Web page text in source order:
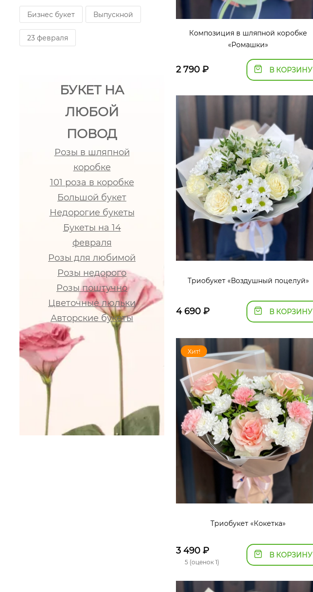
Бизнес букет Выпускной
23 февраля
БУКЕТ НА
ЛЮБОЙ
ПОВОД
Розы в шляпной
коробке
101 роза в коробке
Большой букет
Недорогие букеты
Букеты на 14
февраля
Розы для любимой
Розы недорого
Розы поштучно
Цветочные люльки
Авторские букеты
Композиция в шляпной коробке
«Ромашки»
2 790 ₽ В КОРЗИНУ
Триобукет «Воздушный поцелуй»
4 690 ₽ В КОРЗИНУ
Хит!
Триобукет «Кокетка»
3 490 ₽
5 (оценок 1)
В КОРЗИНУ